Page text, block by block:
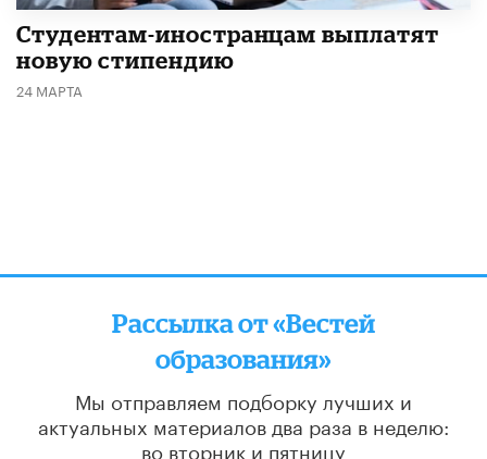
Студентам-иностранцам выплатят
новую стипендию
24 МАРТА
Рассылка от «Вестей
образования»
Мы отправляем подборку лучших и
актуальных материалов два раза в неделю:
во вторник и пятницу